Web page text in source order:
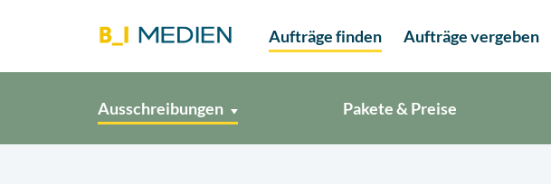
Aufträge finden Aufträge vergeben
Ausschreibungen Pakete & Preise